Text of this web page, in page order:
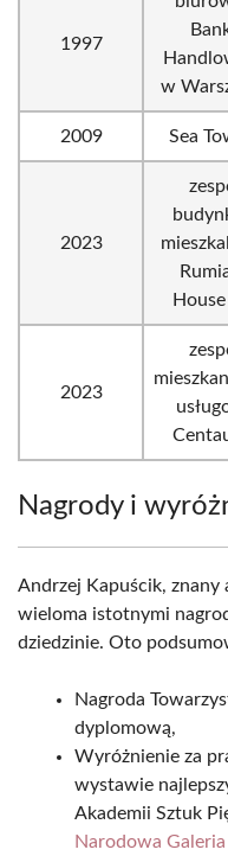
1997
w
2009 Sea
2023
House
2023
Nagrody i
Andrzej Kapuścik, znany
wieloma istotnymi
dziedzinie. Oto
Nagroda
dyplomową,
Wyróżnienie za
wystawie
Akademii Sztuk
Narodowa